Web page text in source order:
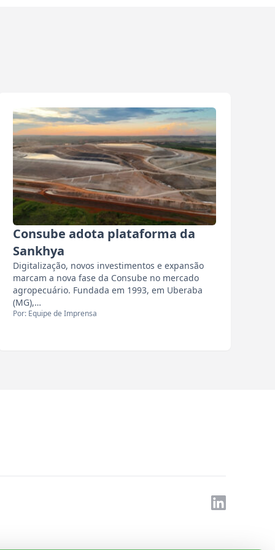
Consube adota plataforma da
Sankhya
Digitalização, novos investimentos e expansão
marcam a nova fase da Consube no mercado
agropecuário. Fundada em 1993, em Uberaba
(MG),…
Por: Equipe de Imprensa